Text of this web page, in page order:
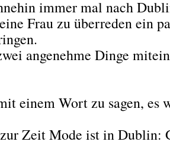
immer mal nach
Frau zu überreden ein
angenehme Dinge
einem Wort zu sagen, es
Zeit Mode ist in Dublin: